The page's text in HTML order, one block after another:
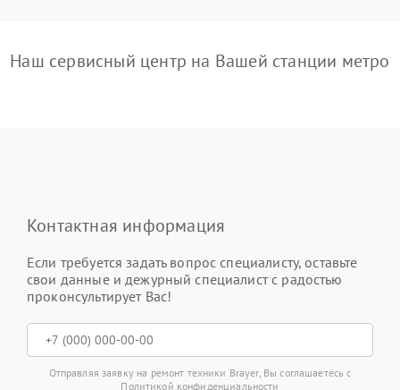
Наш сервисный центр на Вашей станции метро
Контактная информация
Если требуется задать вопрос специалисту, оставьте
свои данные и дежурный специалист с радостью
проконсультирует Вас!
Отправляя заявку на ремонт техники Brayer, Вы соглашаетесь с
Политикой конфиденциальности